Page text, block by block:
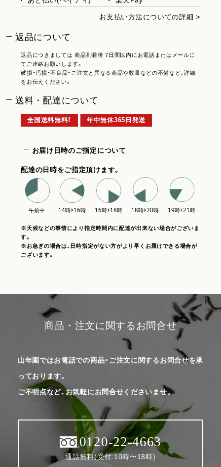
お支払い方法についての詳細 >
返品について
返品につきましては 商品到着後 7日間以内にお電話またはメールに
てご連絡お願いします。
破損・汚損・不良品・ご注文と異なる商品や数量などの不備など、詳細
をお伝えください。
送料・配達について
全国送料無料！ 年中無休365日発送
お届け日時のご指定について
配達の日時をご指定頂けます。
※天候などの事情により指定時間内に配達が出来ない場合がございま
す。
※お急ぎの場合は、日時指定がない方がより早くお届けできる場合が
ございます。
商品・注文に関するお問合せ
山年園ではお電話での商品・ご注文に関するお問合せを承
っております。
ご不明点など、お気軽にお問合せくださいませ。
0120-22-4663
通話無料(受付:10時〜18時)